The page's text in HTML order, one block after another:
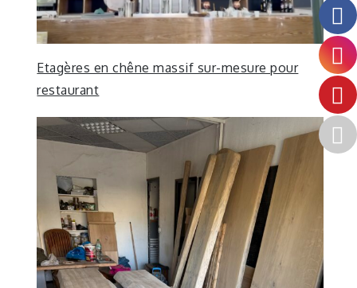
Etagères en chêne massif sur-mesure pour
restaurant